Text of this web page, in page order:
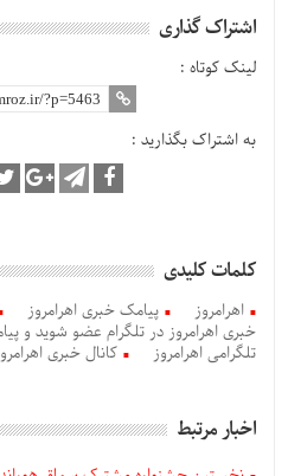
اشتراک گذاری
لینک کوتاه :
به اشتراک بگذارید :
کلمات کلیدی
اهرامروز پیامک خبری اهرامروز
خبری اهرامروز در تلگرام عضو شوید و
تلگرامی اهرامروز
کانال خبری
اخبار مرتبط